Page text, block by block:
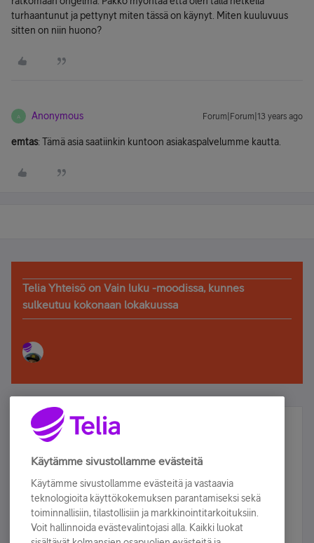
turhaantunut ja pettynyt miten tässä on käynyt. Miten kuuluvuus
sitten on niin huono?
A Anonymous Forum|Forum|13 years ago
emtas: Tämä asia saatiinkin kuntoon asiakaspalvelumme kautta.
Telia Yhteisö on Vain luku -moodissa, kunnes
sulkeutuu kokonaan lokakuussa
Älä jää paitsi – osallistu ja voita!
Tilaa Telian uutiskirje ja olet mukana arvonnassa.
sähköpostiisi.
Tilaa nyt
Käytämme sivustollamme evästeitä
Käytämme sivustollamme evästeitä ja vastaavia
teknologioita käyttökokemuksen parantamiseksi sekä
toiminnallisiin, tilastollisiin ja markkinointitarkoituksiin.
Voit hallinnoida evästevalintojasi alla. Kaikki luokat